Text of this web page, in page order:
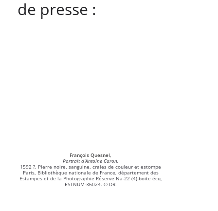
de presse :
François Quesnel,
Portrait d’Antoine Caron,
1592 ?. Pierre noire, sanguine, craies de couleur et estompe
Paris, Bibliothèque nationale de France, département des
Estampes et de la Photographie Réserve Na-22 (4)-boite écu,
ESTNUM-36024. © DR.